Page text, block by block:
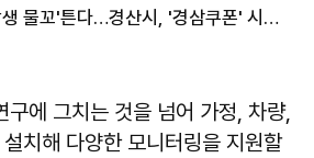
소상공인·소비자 '상생 물꼬'튼다…경산시, '경삼쿠폰' 시행으로 외식비 부담 완화
구에 그치는 것을 넘어 가정, 차량,
치해 다양한 모니터링을 지원할